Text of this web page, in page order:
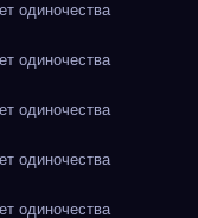
одиночества
одиночества
одиночества
одиночества
одиночества